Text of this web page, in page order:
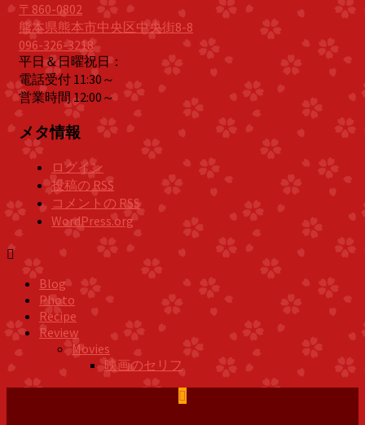
〒860-0802
熊本県熊本市中央区中央街8-8
096-326-3218
平日＆日曜祝日：
電話受付 11:30～
営業時間 12:00～
メタ情報
ログイン
投稿の RSS
コメントの RSS
WordPress.org
Blog
Photo
Recipe
Review
Movies
映画のセリフ